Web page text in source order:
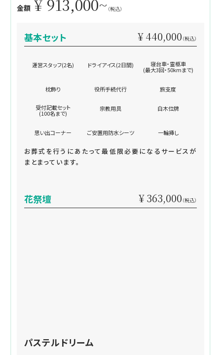
金額 ¥ 913,000~ （税込）
基本セット ¥ 440,000 （税込）
運営スタッフ(2名) ドライアイス(2日間) 寝台車・霊柩車
(最大3回・50kmまで)
枕飾り 役所手続代行 旅支度
受付記載セット
(100名まで)
宗教用具 白木位牌
思い出コーナー ご安置用防水シーツ 一輪挿し
お葬式を行うにあたって最低限必要になるサービスが
まとまっています。
花祭壇 ¥ 363,000 （税込）
パステルドリーム